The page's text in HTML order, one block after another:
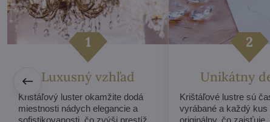
Luxusný vzhľad
Krištáľový luster okamžite dodá
miestnosti nádych elegancie a
sofistikovanosti, čo zvýši prestíž
Unikátny
Krištáľové lustre sú
vyrábané a každý
originálny, čo zaisťuje,